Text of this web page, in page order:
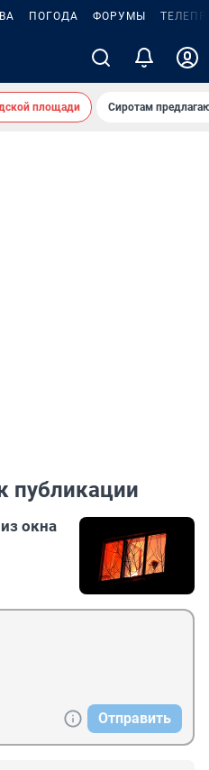
ПОГОДА ФОРУМЫ
площади Сиротам
публикации
окна
Отправить